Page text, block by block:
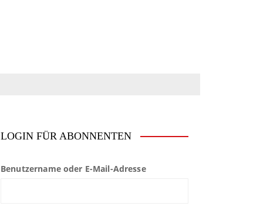
LOGIN FÜR ABONNENTEN
Benutzername oder E-Mail-Adresse